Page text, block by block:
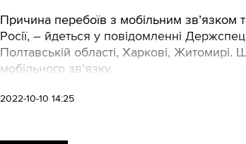
Причина перебоїв з мобільним зв’язком
Росії, – йдеться у повідомленні
Полтавській області, Харкові, Житомирі.
мобільного зв'язку.
2022-10-10 14:25